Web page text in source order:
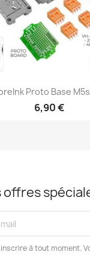
Proto Base
6,90 €
offres
à tout moment.